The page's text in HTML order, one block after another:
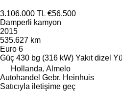
3.106.000 TL €56.500
Damperli kamyon
2015
535.627 km
Euro 6
Güç 430 bg (316 kW) Yakıt dizel
Hollanda, Almelo
Autohandel Gebr. Heinhuis
Satıcıyla iletişime geç